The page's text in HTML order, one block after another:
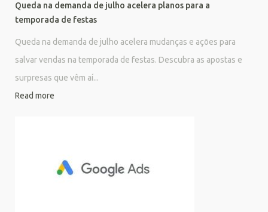
Queda na demanda de julho acelera planos para a
temporada de festas
Queda na demanda de julho acelera mudanças e ações para
salvar vendas na temporada de festas. Descubra as apostas e
surpresas que vêm aí...
Read more